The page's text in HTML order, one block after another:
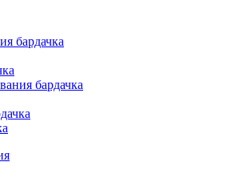
бардачка
бардачка